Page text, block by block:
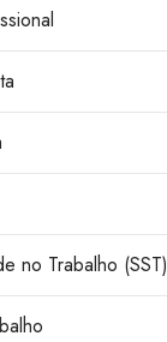
no Trabalho (SST)